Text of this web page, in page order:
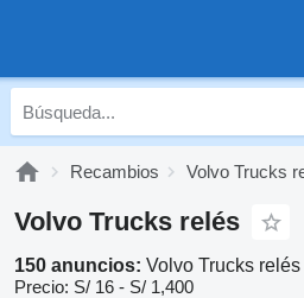
Recambios Volvo Trucks
Volvo Trucks relés
150 anuncios: Volvo Trucks relés
Precio: S/ 16 - S/ 1,400